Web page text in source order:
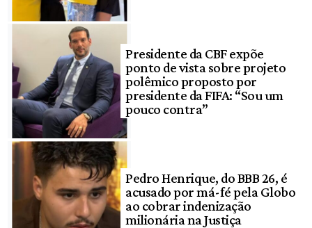
Presidente da CBF expõe
ponto de vista sobre projeto
polêmico proposto por
presidente da FIFA: “Sou um
pouco contra”
Pedro Henrique, do BBB 26, é
acusado por má-fé pela Globo
ao cobrar indenização
milionária na Justiça